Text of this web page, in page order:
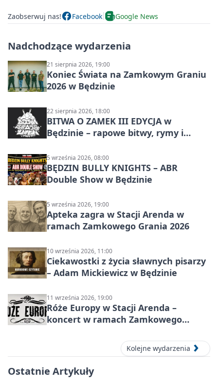
Zaobserwuj nas! Facebook Google News
Nadchodzące wydarzenia
21 sierpnia 2026, 19:00
Koniec Świata na Zamkowym Graniu
2026 w Będzinie
22 sierpnia 2026, 18:00
BITWA O ZAMEK III EDYCJA w
Będzinie – rapowe bitwy, rymy i
5 września 2026, 08:00
BĘDZIN BULLY KNIGHTS – ABR
Double Show w Będzinie
5 września 2026, 19:00
Apteka zagra w Stacji Arenda w
ramach Zamkowego Grania 2026
10 września 2026, 11:00
Ciekawostki z życia sławnych pisarzy
– Adam Mickiewicz w Będzinie
11 września 2026, 19:00
Róże Europy w Stacji Arenda –
koncert w ramach Zamkowego
Kolejne wydarzenia
Ostatnie Artykuły